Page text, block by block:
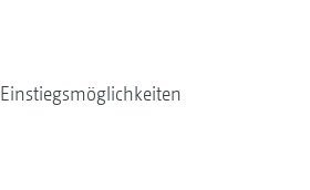
Einstiegsmöglichkeiten